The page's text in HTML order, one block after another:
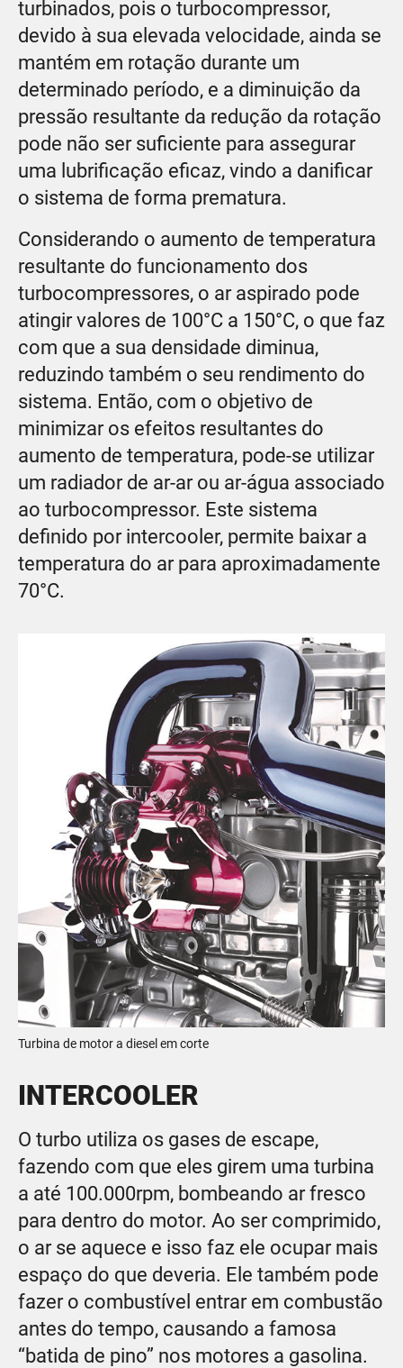
turbinados, pois o turbocompressor,
devido à sua elevada velocidade, ainda se
mantém em rotação durante um
determinado período, e a diminuição da
pressão resultante da redução da rotação
pode não ser suficiente para assegurar
uma lubrificação eficaz, vindo a danificar
o sistema de forma prematura.
Considerando o aumento de temperatura
resultante do funcionamento dos
turbocompressores, o ar aspirado pode
atingir valores de 100°C a 150°C, o que faz
com que a sua densidade diminua,
reduzindo também o seu rendimento do
sistema. Então, com o objetivo de
minimizar os efeitos resultantes do
aumento de temperatura, pode-se utilizar
um radiador de ar-ar ou ar-água associado
ao turbocompressor. Este sistema
definido por intercooler, permite baixar a
temperatura do ar para aproximadamente
70°C.
Turbina de motor a diesel em corte
INTERCOOLER
O turbo utiliza os gases de escape,
fazendo com que eles girem uma turbina
a até 100.000rpm, bombeando ar fresco
para dentro do motor. Ao ser comprimido,
o ar se aquece e isso faz ele ocupar mais
espaço do que deveria. Ele também pode
fazer o combustível entrar em combustão
antes do tempo, causando a famosa
“batida de pino” nos motores a gasolina.